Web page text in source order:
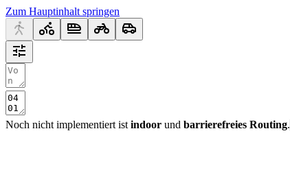
Zum Hauptinhalt springen
Noch nicht implementiert ist indoor und barrierefreies Routing.